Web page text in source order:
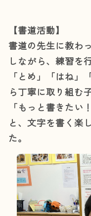
【書道活動】
書道の先生に教わ
しながら、練習を
「とめ」「はね」
ら丁寧に取り組む
「もっと書きたい
と、文字を書く楽
た。